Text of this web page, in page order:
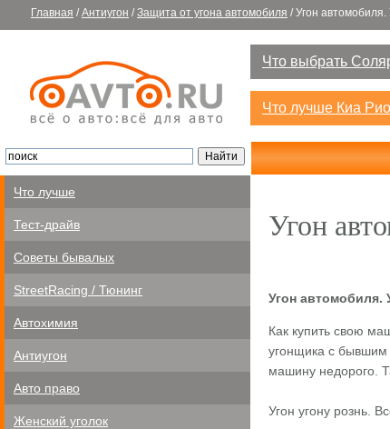
Главная / Антиугон / Защита от угона автомобиля / Угон автомобиля.
Что выбрать
Что лучше Киа
Что лучше
Тест-драйв
Советы бывалых
StreetRacing / Тюнинг
Автохимия
Антиугон
Авто право
Женский уголок
Угон
Угон автомобиля.
Как купить свою
угонщика с бывшим
машину недорого.
Угон угону рознь.